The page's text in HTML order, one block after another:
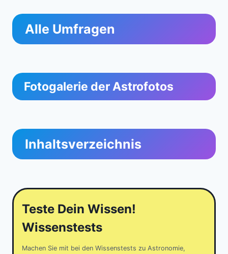
Alle Umfragen
Fotogalerie der Astrofotos
Inhaltsverzeichnis
Teste Dein Wissen!
Wissenstests
Machen Sie mit bei den Wissenstests zu Astronomie,